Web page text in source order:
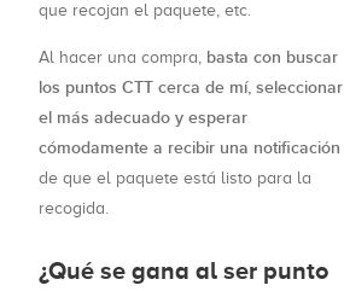
que recojan el paquete, etc.
Al hacer una compra, basta con buscar
los puntos CTT cerca de mí, seleccionar
el más adecuado y esperar
cómodamente a recibir una notificación
de que el paquete está listo para la
recogida.
¿Qué se gana al ser punto